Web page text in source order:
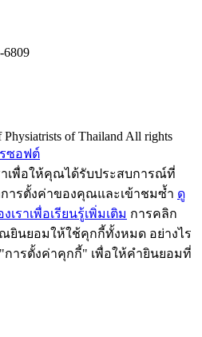
6809
of Thailand All rights
ซอฟต์
าเพื่อให้คุณได้รับประสบการณ์ที่
ารตั้งค่าของคุณและเข้าชมซ้ำ ดู
ราเพื่อเรียนรู้เพิ่มเติม การคลิก
ยินยอมให้ใช้คุกกี้ทั้งหมด อย่างไร
ารตั้งค่าคุกกี้" เพื่อให้คำยินยอมที่